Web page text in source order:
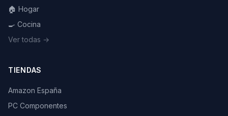
🏠 Hogar
🍳 Cocina
Ver todas →
TIENDAS
Amazon España
PC Componentes